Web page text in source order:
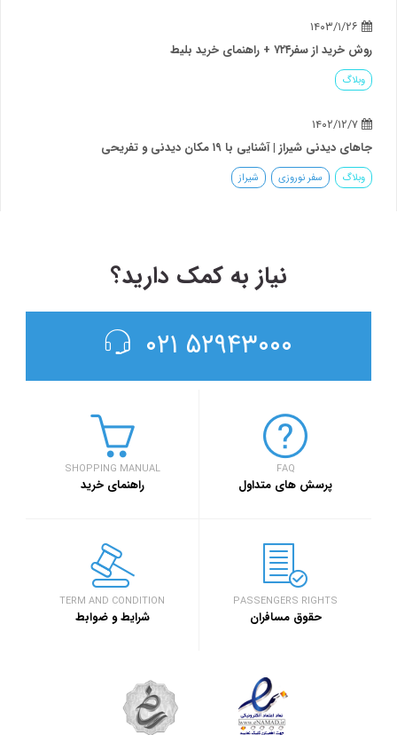
روش خرید از سفر۷۲۴ + راهنمای خرید بلیط
وبلاگ
جاهای دیدنی شیراز | آشنایی با ۱۹ مکان دیدنی و تفریحی
وبلاگ سفر نوروزی شیراز
نیاز به کمک دارید؟
۵۲۹۴۳۰۰۰ ۰۲۱
SHOPPING MANUAL
راهنمای خرید
FAQ
پرسش های متداول
TERM AND CONDITION
شرایط و ضوابط
PASSENGERS RIGHTS
حقوق مسافران